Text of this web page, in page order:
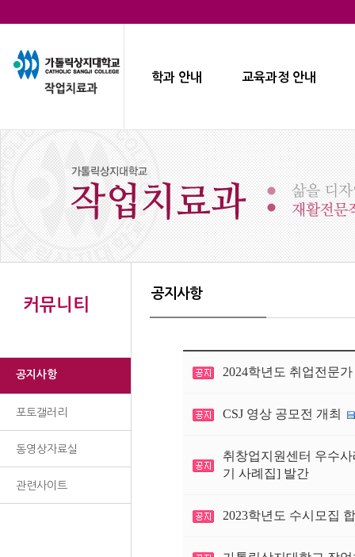
학과 안내 교육과정 안내
커뮤니티
공지사항
포토갤러리
동영상자료실
관련사이트
공지사항
2024학년도 취업전문
CSJ 영상 공모전 개최
취창업지원센터 우수
기 사례집] 발간
2023학년도 수시모집